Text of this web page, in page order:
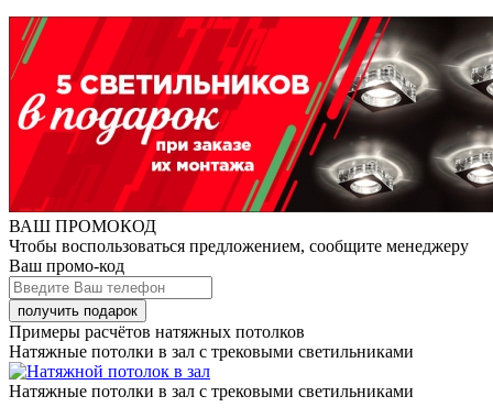
ВАШ ПРОМОКОД
Чтобы воспользоваться предложением, сообщите менеджеру
Ваш промо-код
Примеры расчётов натяжных потолков
Натяжные потолки в зал с трековыми светильниками
Натяжные потолки в зал с трековыми светильниками